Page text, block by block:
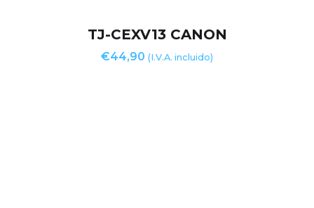
TJ-CEXV13 CANON
€44,90 (I.V.A. incluido)